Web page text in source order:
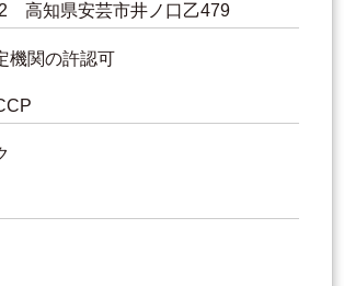
高知県安芸市井ノ口乙479
機関の許認可